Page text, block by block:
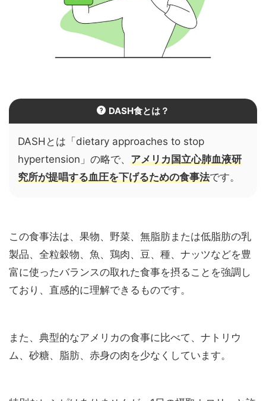
DASH食とは？
DASHとは「dietary approaches to stop
hypertension」の略で、 アメリカ国立心肺血液研
究所が提唱する血圧を下げるための食事法です。
この食事法は、果物、野菜、無脂肪または低脂肪の乳
製品、全粒穀物、魚、鶏肉、豆、種、ナッツなどを豊
富に使ったバランスの取れた食事を摂ることを強調し
ており、直感的に理解できるものです。
また、典型的なアメリカの食事に比べて、ナトリウ
ム、砂糖、脂肪、赤身の肉を少なくしています。